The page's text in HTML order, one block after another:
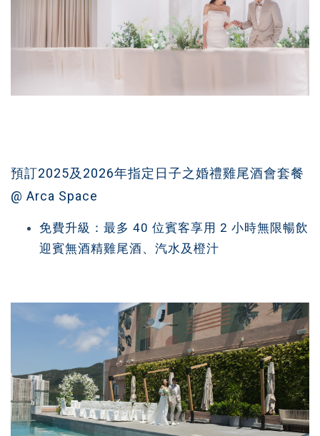
預訂2025及2026年指定日子之婚禮雞尾酒會套餐
@ Arca Space
免費升級：最多 40 位賓客享用 2 小時無限暢飲
迎賓無酒精雞尾酒、汽水及橙汁